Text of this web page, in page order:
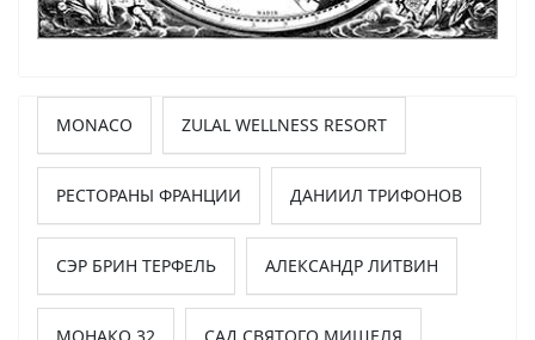
MONACO ZULAL WELLNESS RESORT
РЕСТОРАНЫ ФРАНЦИИ ДАНИИЛ ТРИФОНОВ
СЭР БРИН ТЕРФЕЛЬ АЛЕКСАНДР ЛИТВИН
МОНАКО 32 САД СВЯТОГО МИШЕЛЯ